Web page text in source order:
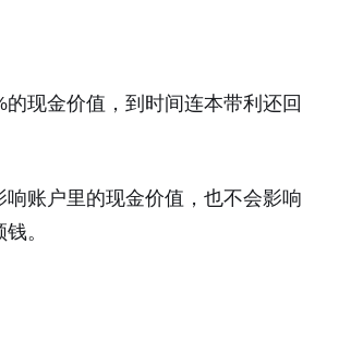
现金价值，到时间连本带利还回
响账户里的现金价值，也不会影响
。